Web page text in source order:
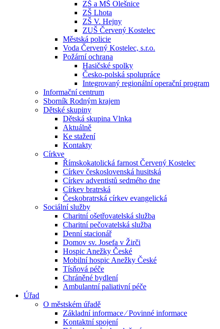
ZŠ a MŠ Olešnice
ZŠ Lhota
ZŠ V. Hejny
ZUŠ Červený Kostelec
Městská policie
Voda Červený Kostelec, s.r.o.
Požární ochrana
Hasičské spolky
Česko-polská spolupráce
Integrovaný regionální operační program
Informační centrum
Sborník Rodným krajem
Dětské skupiny
Dětská skupina Vlnka
Aktuálně
Ke stažení
Kontakty
Církve
Římskokatolická farnost Červený Kostelec
Církev československá husitská
Církev adventistů sedmého dne
Církev bratrská
Českobratrská církev evangelická
Sociální služby
Charitní ošetřovatelská služba
Charitní pečovatelská služba
Denní stacionář
Domov sv. Josefa v Žirči
Hospic Anežky České
Mobilní hospic Anežky České
Tísňová péče
Chráněné bydlení
Ambulantní paliativní péče
Úřad
O městském úřadě
Základní informace ⁄ Povinné informace
Kontaktní spojení